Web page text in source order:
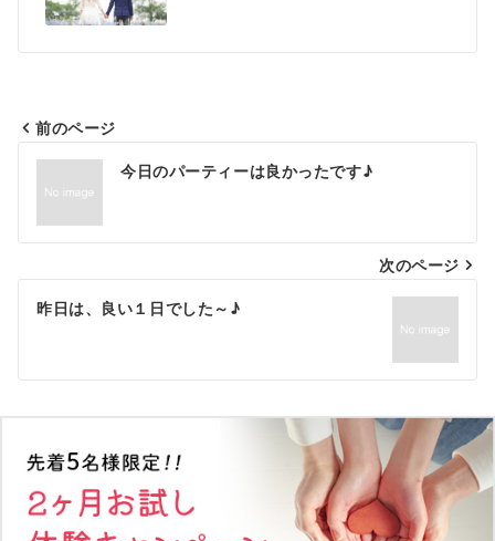
投
ナ
ビ
ゲ
シ
ョ
ン
前のページ
今日のパーティーは良かったです♪
次のページ
昨日は、良い１日でした～♪